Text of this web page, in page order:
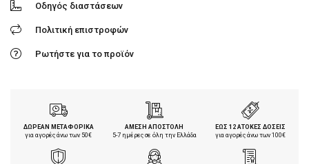
Οδηγός διαστάσεων
Πολιτική επιστροφών
Ρωτήστε για το προϊόν
ΔΩΡΕΑΝ ΜΕΤΑΦΟΡΙΚΑ
για αγορές άνω των 50€
ΑΜΕΣΗ ΑΠΟΣΤΟΛΗ
5-7 ημέρες σε όλη την Ελλάδα
ΕΩΣ 12 ΑΤΟΚΕΣ ΔΟΣΕΙΣ
για αγορές άνω των 100€